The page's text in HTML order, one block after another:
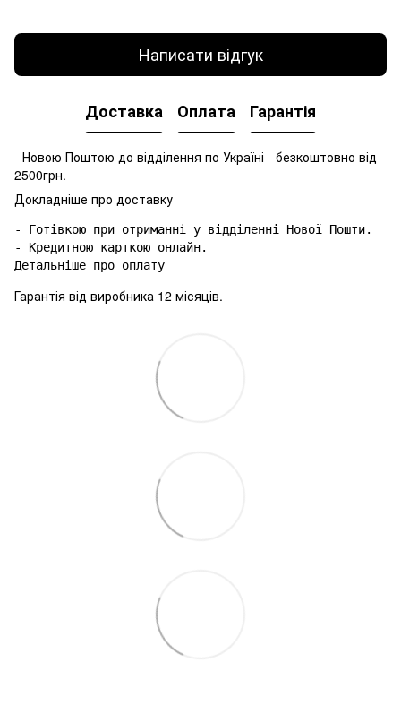
Написати відгук
Доставка Оплата Гарантія
- Новою Поштою до відділення по Україні - безкоштовно від
2500грн.
Докладніше про доставку
- Готівкою при отриманні у відділенні Нової Пошти.
- Кредитною карткою онлайн.
Гарантія від виробника 12 місяців.